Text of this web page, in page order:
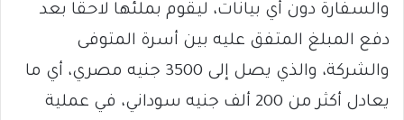
والسفارة دون أي بيانات، ليقوم بملئها لاحقًا بعد
دفع المبلغ المتفق عليه بين أسرة المتوفى
والشركة، والذي يصل إلى 3500 جنيه مصري، أي ما
يعادل أكثر من 200 ألف جنيه سوداني، في عملية